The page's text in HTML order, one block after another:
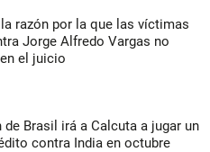
razón por la que las víctimas
Jorge Alfredo Vargas no
el juicio
de Brasil irá a Calcuta a jugar un
contra India en octubre